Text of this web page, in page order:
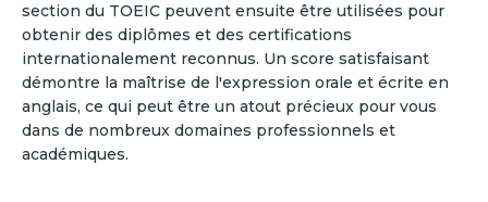
section du TOEIC peuvent ensuite être utilisées pour
obtenir des diplômes et des certifications
internationalement reconnus. Un score satisfaisant
démontre la maîtrise de l'expression orale et écrite en
anglais, ce qui peut être un atout précieux pour vous
dans de nombreux domaines professionnels et
académiques.